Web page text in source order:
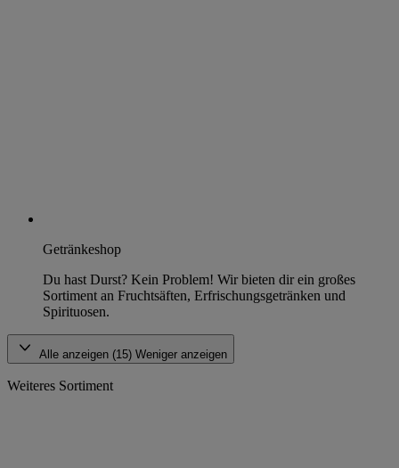
Getränkeshop
Du hast Durst? Kein Problem! Wir bieten dir ein großes
Sortiment an Fruchtsäften, Erfrischungsgetränken und
Spirituosen.
Alle anzeigen (15) Weniger anzeigen
Weiteres Sortiment